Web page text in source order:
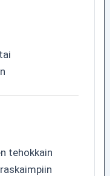
tehokkain